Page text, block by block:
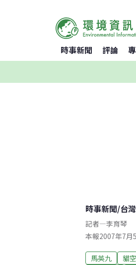
時事新聞 評論
時事新聞/台
記者—李育琴
本報2007年7月
馬英九
貓空